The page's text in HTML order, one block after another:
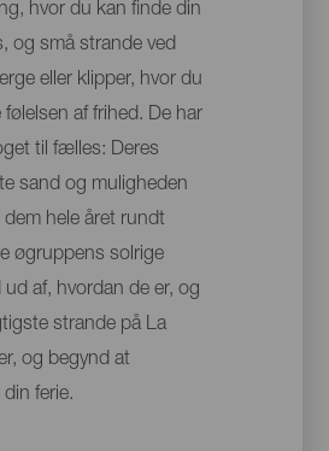
hvor du kan finde din
og små strande ved
eller klipper, hvor du
følelsen af frihed. De har
til fælles: Deres
sand og muligheden
hele året rundt
øgruppens solrige
ud af, hvordan de er, og
strande på La
og begynd at
ferie.